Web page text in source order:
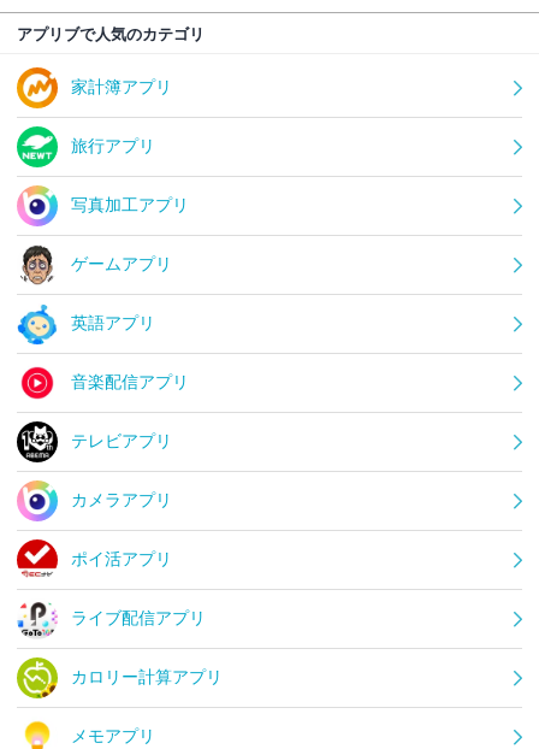
アプリブで人気のカテゴリ
家計簿アプリ
旅行アプリ
写真加工アプリ
ゲームアプリ
英語アプリ
音楽配信アプリ
テレビアプリ
カメラアプリ
ポイ活アプリ
ライブ配信アプリ
カロリー計算アプリ
メモアプリ